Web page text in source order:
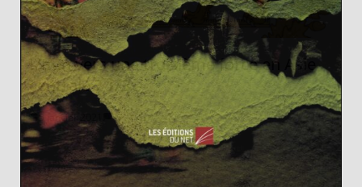
L’Iran vers une troisième force en Asie
centrale ? 1/3
5 janvier 2021 1